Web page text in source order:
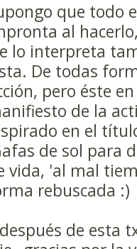
que todo
al
lo interpreta
De todas
pero éste
de la
en el
de sol para
vida, 'al mal
rebuscada :)
de esta